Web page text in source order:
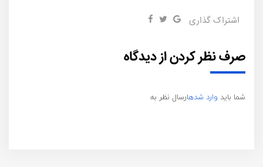
اشتراک گذاری
صرف نظر کردن از دیدگاه
شما باید وارد شدهارسال نظر به